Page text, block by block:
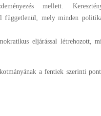
mellett.
függetlenül, mely minden
eljárással létrehozott,
a fentiek szerinti